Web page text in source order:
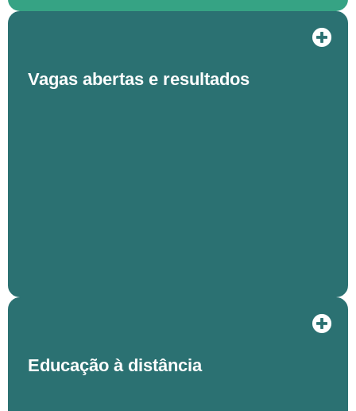
Vagas abertas e resultados
Educação à distância